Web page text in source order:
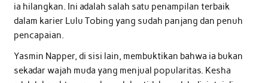
ia hilangkan. Ini adalah salah satu penampilan terbaik
dalam karier Lulu Tobing yang sudah panjang dan penuh
pencapaian.
Yasmin Napper, di sisi lain, membuktikan bahwa ia bukan
sekadar wajah muda yang menjual popularitas. Kesha